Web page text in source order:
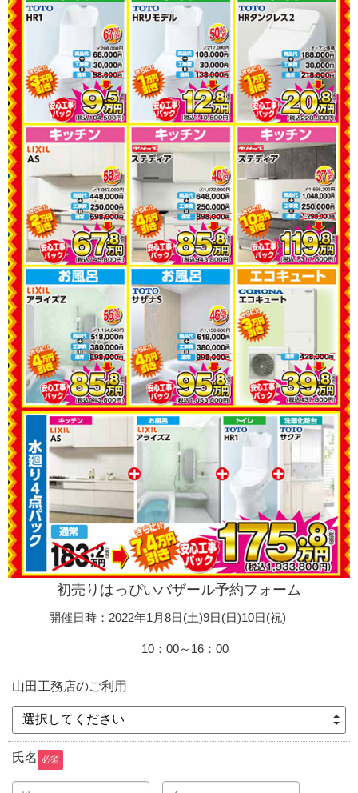
初売りはっぴいバザール予約フォーム
開催日時：2022年1月8日(土)9日(日)10日(祝)
10：00～16：00
山田工務店のご利用
選択してください
氏名 必須